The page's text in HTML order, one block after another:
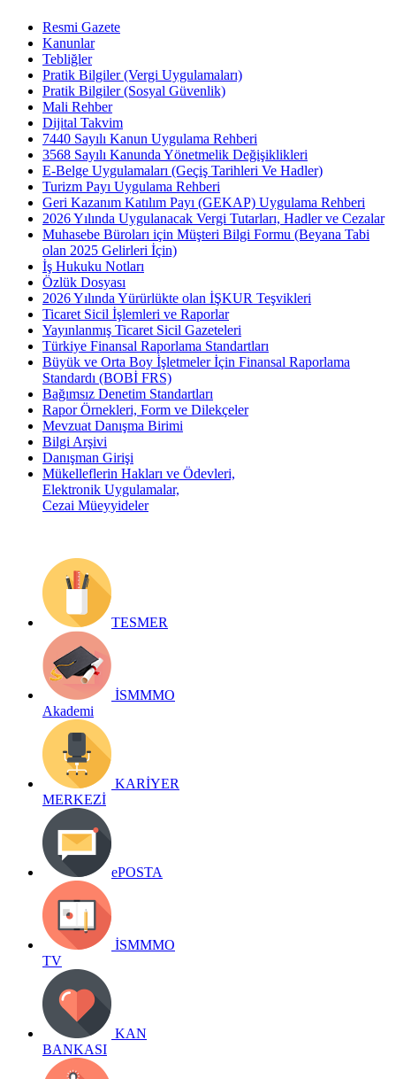
Resmi Gazete
Kanunlar
Tebliğler
Pratik Bilgiler (Vergi Uygulamaları)
Pratik Bilgiler (Sosyal Güvenlik)
Mali Rehber
Dijital Takvim
7440 Sayılı Kanun Uygulama Rehberi
3568 Sayılı Kanunda Yönetmelik Değişiklikleri
E-Belge Uygulamaları (Geçiş Tarihleri Ve Hadler)
Turizm Payı Uygulama Rehberi
Geri Kazanım Katılım Payı (GEKAP) Uygulama Rehberi
2026 Yılında Uygulanacak Vergi Tutarları, Hadler ve Cezalar
Muhasebe Büroları için Müşteri Bilgi Formu (Beyana Tabi
olan 2025 Gelirleri İçin)
İş Hukuku Notları
Özlük Dosyası
2026 Yılında Yürürlükte olan İŞKUR Teşvikleri
Ticaret Sicil İşlemleri ve Raporlar
Yayınlanmış Ticaret Sicil Gazeteleri
Türkiye Finansal Raporlama Standartları
Büyük ve Orta Boy İşletmeler İçin Finansal Raporlama
Standardı (BOBİ FRS)
Bağımsız Denetim Standartları
Rapor Örnekleri, Form ve Dilekçeler
Mevzuat Danışma Birimi
Bilgi Arşivi
Danışman Girişi
Mükelleflerin Hakları ve Ödevleri,
Elektronik Uygulamalar,
Cezai Müeyyideler
TESMER
İSMMMO
Akademi
KARİYER
MERKEZİ
ePOSTA
İSMMMO
TV
KAN
BANKASI